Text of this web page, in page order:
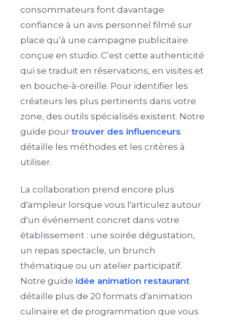
consommateurs font davantage
confiance à un avis personnel filmé sur
place qu’à une campagne publicitaire
conçue en studio. C’est cette authenticité
qui se traduit en réservations, en visites et
en bouche-à-oreille. Pour identifier les
créateurs les plus pertinents dans votre
zone, des outils spécialisés existent. Notre
guide pour trouver des influenceurs
détaille les méthodes et les critères à
utiliser.
La collaboration prend encore plus
d'ampleur lorsque vous l'articulez autour
d'un événement concret dans votre
établissement : une soirée dégustation,
un repas spectacle, un brunch
thématique ou un atelier participatif.
Notre guide idée animation restaurant
détaille plus de 20 formats d'animation
culinaire et de programmation que vous